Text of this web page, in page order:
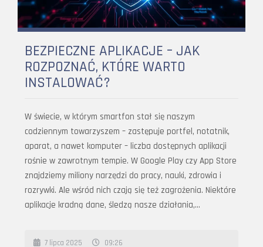
BEZPIECZNE APLIKACJE – JAK
ROZPOZNAĆ, KTÓRE WARTO
INSTALOWAĆ?
W świecie, w którym smartfon stał się naszym
codziennym towarzyszem – zastępuje portfel, notatnik,
aparat, a nawet komputer – liczba dostępnych aplikacji
rośnie w zawrotnym tempie. W Google Play czy App Store
znajdziemy miliony narzędzi do pracy, nauki, zdrowia i
rozrywki. Ale wśród nich czają się też zagrożenia. Niektóre
aplikacje kradną dane, śledzą nasze działania,…
7 lipca 2025 09:26